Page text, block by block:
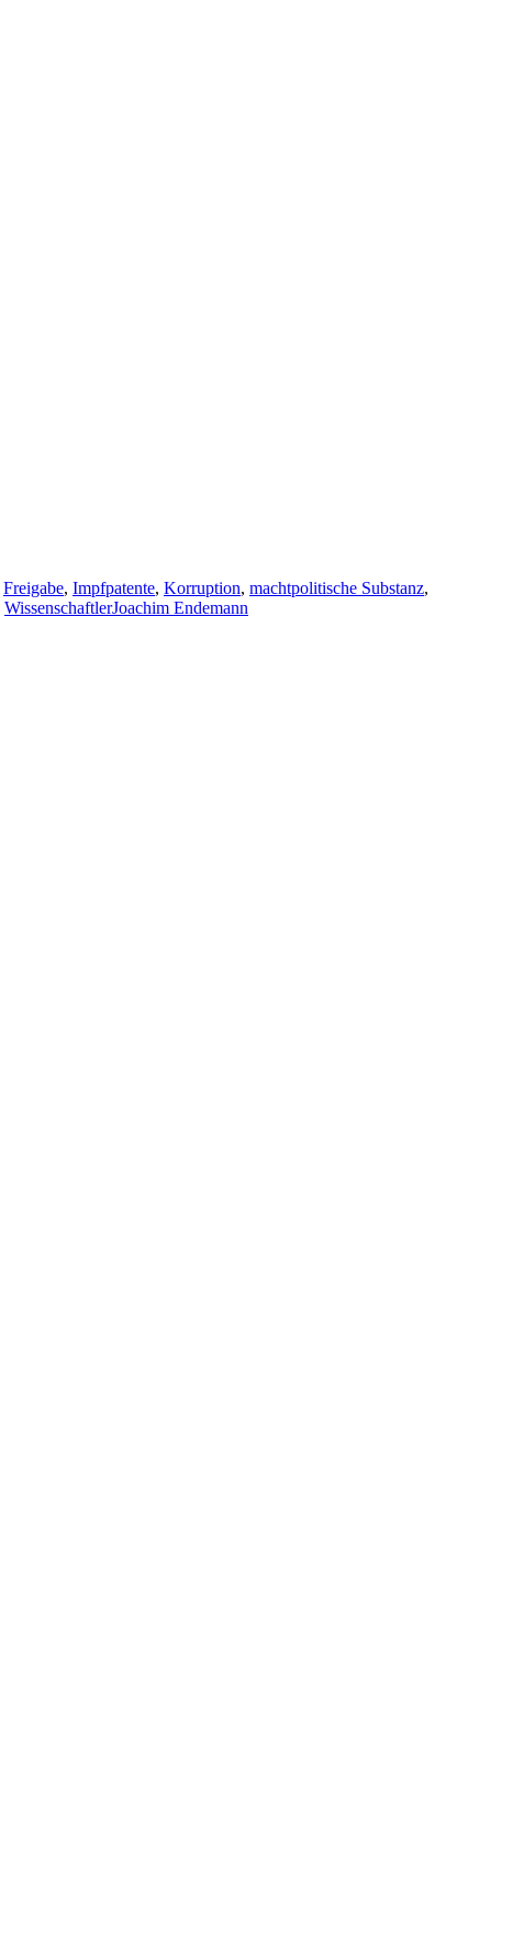
Freigabe, Impfpatente, Korruption, machtpolitische Substanz,
WissenschaftlerJoachim Endemann